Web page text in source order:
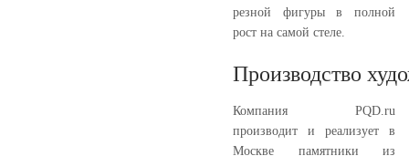
резной фигуры в полной
рост на самой стеле.
Производство
Компания PQD.ru
производит и реализует в
Москве памятники из